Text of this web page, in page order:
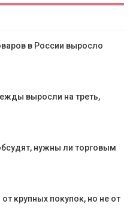
в России выросло
выросли на треть,
нужны ли торговым
крупных покупок, но не от